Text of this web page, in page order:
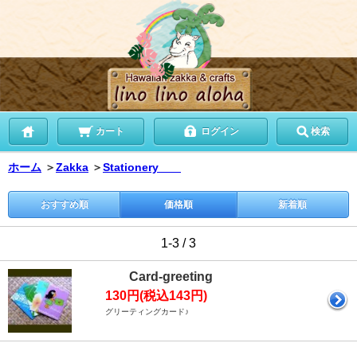
カート ログイン 検索
ホーム ＞Zakka ＞Stationery
おすすめ順 価格順 新着順
1-3 / 3
Card-greeting
130円(税込143円)
グリーティングカード♪